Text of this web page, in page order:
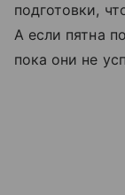
подготовки,
А если пятна
пока они не